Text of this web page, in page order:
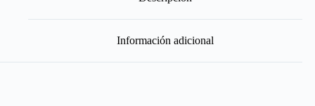
Información adicional